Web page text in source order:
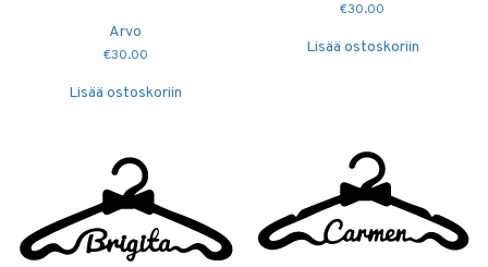
Arvo
€30.00
Lisää ostoskoriin
€30.00
Lisää ostoskoriin